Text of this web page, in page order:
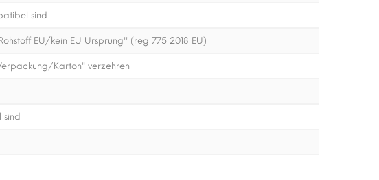
sind
EU/kein EU Ursprung'' (reg 775 2018 EU)
Karton" verzehren
sind